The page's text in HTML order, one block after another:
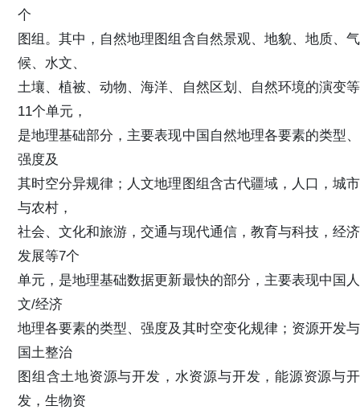
个
图组。其中，自然地理图组含自然景观、地貌、地质、气
候、水文、
土壤、植被、动物、海洋、自然区划、自然环境的演变等
11个单元，
是地理基础部分，主要表现中国自然地理各要素的类型、
强度及
其时空分异规律；人文地理图组含古代疆域，人口，城市
与农村，
社会、文化和旅游，交通与现代通信，教育与科技，经济
发展等7个
单元，是地理基础数据更新最快的部分，主要表现中国人
文/经济
地理各要素的类型、强度及其时空变化规律；资源开发与
国土整治
图组含土地资源与开发，水资源与开发，能源资源与开
发，生物资